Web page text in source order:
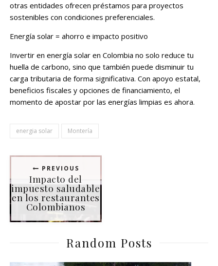
otras entidades ofrecen préstamos para proyectos
sostenibles con condiciones preferenciales.
Energía solar = ahorro e impacto positivo
Invertir en energía solar en Colombia no solo reduce tu
huella de carbono, sino que también puede disminuir tu
carga tributaria de forma significativa. Con apoyo estatal,
beneficios fiscales y opciones de financiamiento, el
momento de apostar por las energías limpias es ahora.
energia solar Montería
PREVIOUS
Impacto del
impuesto saludable
en los restaurantes
Colombianos
Random Posts